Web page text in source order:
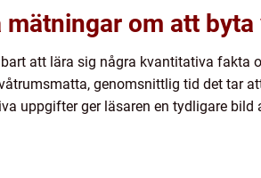
mätningar om att
att lära sig några kvantitativa
genomsnittlig tid det tar
uppgifter ger läsaren en tydligare